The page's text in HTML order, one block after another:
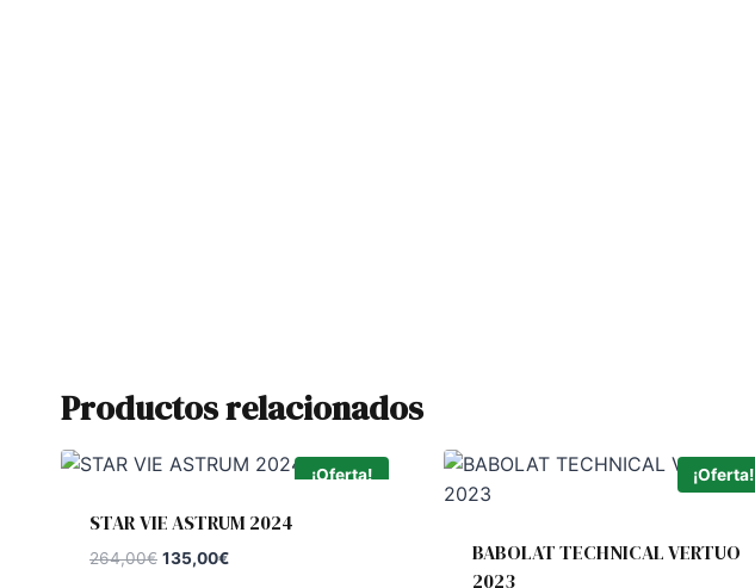
Productos relacionados
¡Oferta!
STAR VIE ASTRUM 2024
264,00€ El
135,00€El
¡Oferta!
BABOLAT TECHNICAL VERTUO
2023